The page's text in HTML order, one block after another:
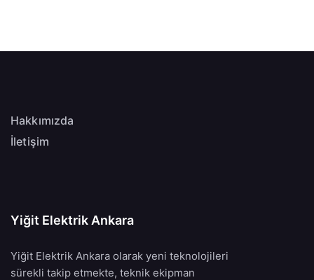
Hakkımızda
İletişim
Yiğit Elektrik Ankara
Yiğit Elektrik Ankara olarak yeni teknolojileri
sürekli takip etmekte, teknik ekipman